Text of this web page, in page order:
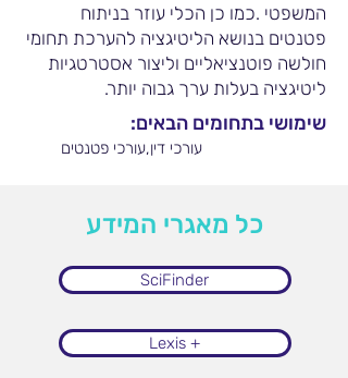
המשפטי .כמו כן הכלי עוזר בניתוח
פטנטים בנושא הליטיגציה להערכת תחומי
חולשה פוטנציאליים וליצור אסטרטגיות
ליטיגציה בעלות ערך גבוה יותר.
שימושי בתחומים הבאים:
עורכי דין,עורכי פטנטים
כל מאגרי המידע
SciFinder
Lexis +